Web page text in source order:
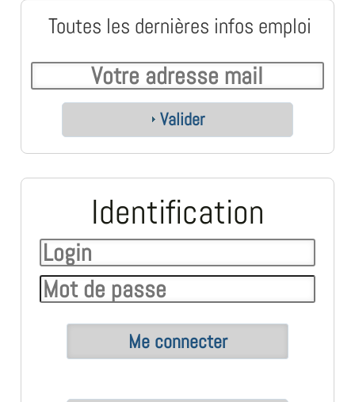
Toutes les dernières infos emploi
Valider
Identification